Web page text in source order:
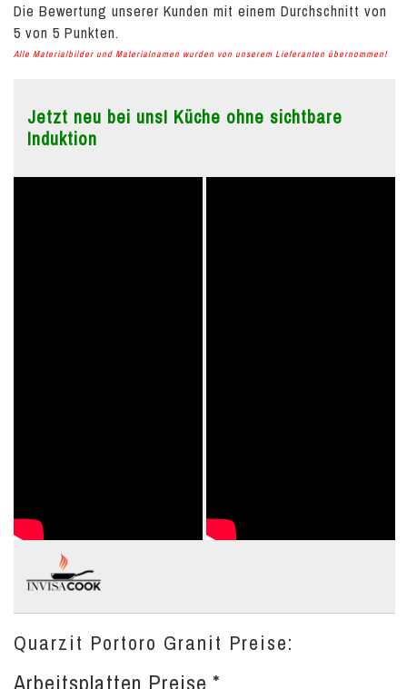
Die Bewertung unserer Kunden mit einem Durchschnitt von
5 von 5 Punkten.
Alle Materialbilder und Materialnamen wurden von unserem Lieferanten übernommen!
Jetzt neu bei uns! Küche ohne sichtbare
Induktion
Quarzit Portoro Granit Preise:
Arbeitsplatten Preise *